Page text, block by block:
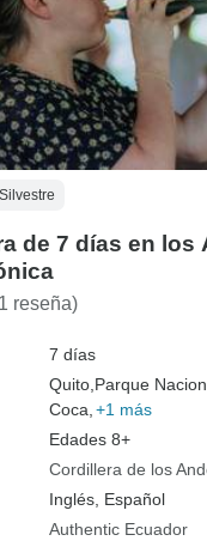
de 7 días en los
reseña)
7 días
Quito, Parque
Coca, +1 más
Edades 8+
Cordillera de los
Inglés, Español
Authentic Ecuador